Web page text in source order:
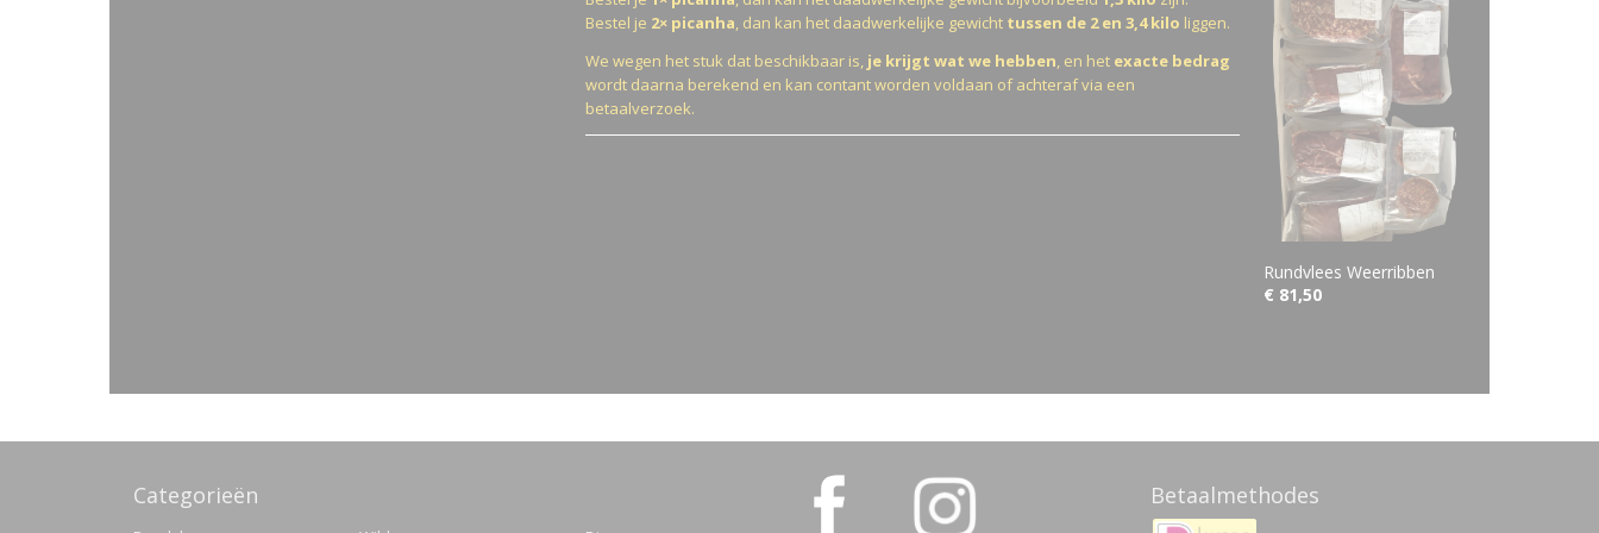
Bestel je 2× picanha, dan kan het daadwerkelijke gewicht tussen de 2 en 3,4 kilo liggen.
We wegen het stuk dat beschikbaar is, je krijgt wat we hebben, en het exacte bedrag
wordt daarna berekend en kan contant worden voldaan of achteraf via een
betaalverzoek.
Rundvlees Weerribben
€ 81,50
Categorieën Betaalmethodes